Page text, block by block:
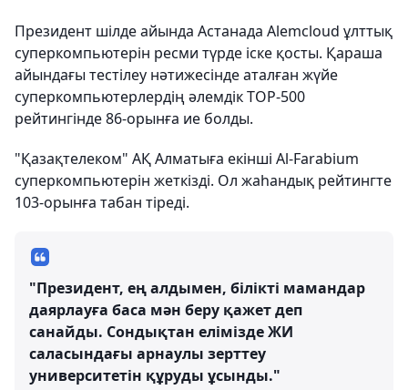
Президент шілде айында Астанада Аlemcloud ұлттық
суперкомпьютерін ресми түрде іске қосты. Қараша
айындағы тестілеу нәтижесінде аталған жүйе
суперкомпьютерлердің әлемдік TOP-500
рейтингінде 86-орынға ие болды.
"Қазақтелеком" АҚ Алматыға екінші Al‑Farabium
суперкомпьютерін жеткізді. Ол жаһандық рейтингте
103-орынға табан тіреді.
"Президент, ең алдымен, білікті мамандар
даярлауға баса мән беру қажет деп
санайды. Сондықтан елімізде ЖИ
саласындағы арнаулы зерттеу
университетін құруды ұсынды."